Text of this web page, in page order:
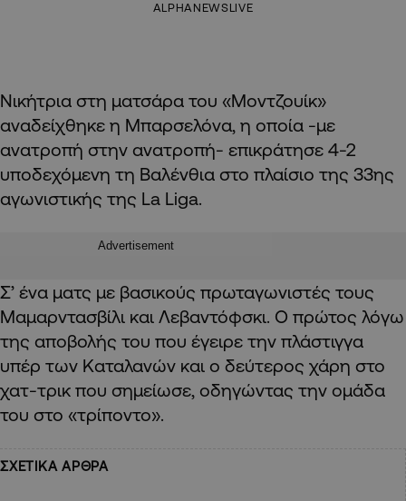
ALPHANEWSLIVE
Νικήτρια στη ματσάρα του «Μοντζουίκ»
αναδείχθηκε η Μπαρσελόνα, η οποία -με
ανατροπή στην ανατροπή- επικράτησε 4-2
υποδεχόμενη τη Βαλένθια στο πλαίσιο της 33ης
αγωνιστικής της La Liga.
Advertisement
Σ’ ένα ματς με βασικούς πρωταγωνιστές τους
Μαμαρντασβίλι και Λεβαντόφσκι. Ο πρώτος λόγω
της αποβολής του που έγειρε την πλάστιγγα
υπέρ των Καταλανών και ο δεύτερος χάρη στο
χατ-τρικ που σημείωσε, οδηγώντας την ομάδα
του στο «τρίποντο».
ΣΧΕΤΙΚΑ ΑΡΘΡΑ